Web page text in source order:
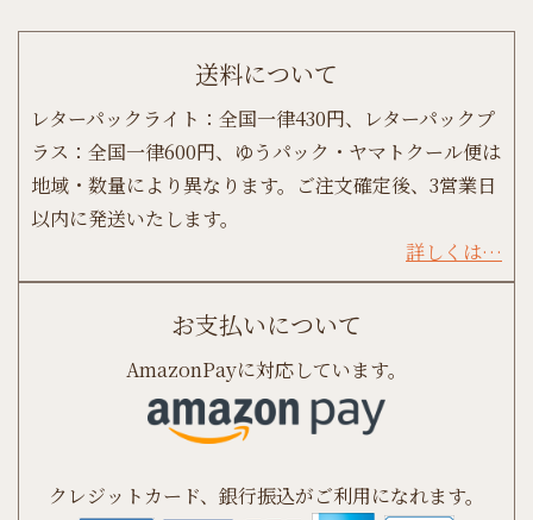
送料について
レターパックライト：全国一律430円、レターパックプ
ラス：全国一律600円、ゆうパック・ヤマトクール便は
地域・数量により異なります。ご注文確定後、3営業日
以内に発送いたします。
詳しくは…
お支払いについて
AmazonPayに対応しています。
クレジットカード、銀行振込がご利用になれます。